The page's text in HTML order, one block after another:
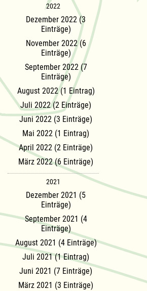
2022
Dezember 2022 (3
Einträge)
November 2022 (6
Einträge)
September 2022 (7
Einträge)
August 2022 (1 Eintrag)
Juli 2022 (2 Einträge)
Juni 2022 (3 Einträge)
Mai 2022 (1 Eintrag)
April 2022 (2 Einträge)
März 2022 (6 Einträge)
2021
Dezember 2021 (5
Einträge)
September 2021 (4
Einträge)
August 2021 (4 Einträge)
Juli 2021 (1 Eintrag)
Juni 2021 (7 Einträge)
März 2021 (3 Einträge)